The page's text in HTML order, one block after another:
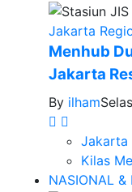
Jakarta
Menhub
Jakarta
By ilham
Jakarta
Kilas
NASIONAL &